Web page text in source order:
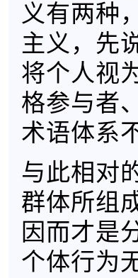
义有两种
主义，先
将个人视
格参与者
术语体系
与此相对
群体所组
因而才是
个体行为